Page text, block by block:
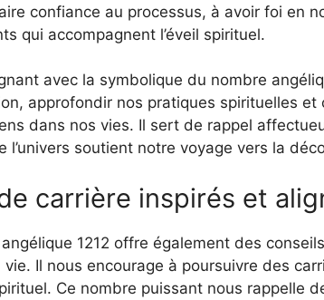
confiance au processus, à avoir foi en
qui accompagnent l’éveil spirituel.
avec la symbolique du nombre
approfondir nos pratiques spirituelles
dans nos vies. Il sert de rappel
l’univers soutient notre voyage vers la
carrière inspirés et
1212 offre également des
Il nous encourage à poursuivre des
Ce nombre puissant nous rappelle